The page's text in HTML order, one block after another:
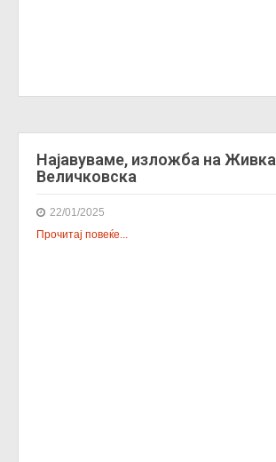
Најавуваме, изложба на Живка
Величковска
22/01/2025
Прочитај повеќе...